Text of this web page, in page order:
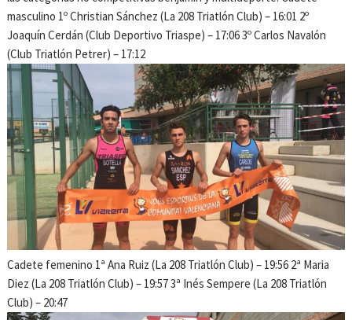
masculino 1º Christian Sánchez (La 208 Triatlón Club) – 16:01 2º
Joaquín Cerdán (Club Deportivo Triaspe) – 17:06 3º Carlos Navalón
(Club Triatlón Petrer) – 17:12
Cadete femenino 1ª Ana Ruiz (La 208 Triatlón Club) – 19:56 2ª Maria
Diez (La 208 Triatlón Club) – 19:57 3ª Inés Sempere (La 208 Triatlón
Club) – 20:47